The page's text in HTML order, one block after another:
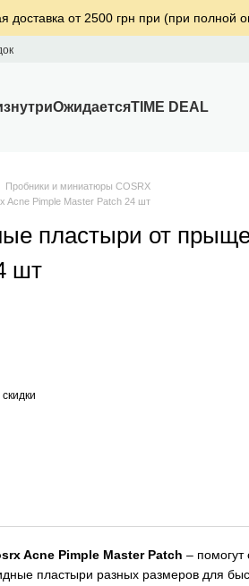
от 2500 грн при (при полной
ОжидаетсяTIME DEAL
Пробники и миниатюры COSRX
Acne Pimple Master Patch 24 шт
пластыри от
шт
Acne Pimple Master Patch – помогут
пластыри разных размеров для